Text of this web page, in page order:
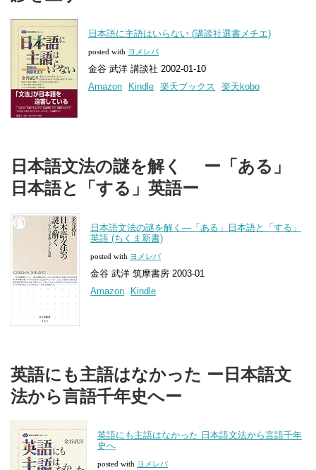
日本語に主語はいらない (講談社選書メチエ)
posted with ヨメレバ
金谷 武洋 講談社 2002-01-10
Amazon
Kindle 楽天ブックス 楽天kobo
日本語文法の謎を解く ー「ある」
日本語と「する」英語ー
日本語文法の謎を解く―「ある」日本語と「する」
英語 (ちくま新書)
posted with ヨメレバ
金谷 武洋 筑摩書房 2003-01
Amazon
Kindle
英語にも主語はなかった ー日本語文
法から言語千年史へー
英語にも主語はなかった 日本語文法から言語千年
史へ
posted with ヨメレバ